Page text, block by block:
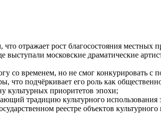
отражает рост благосостояния местных
московские драматические
со временем, но не смог конкурировать
подчёркивает его роль как
культурных приоритетов эпохи;
традицию культурного использования
реестре объектов